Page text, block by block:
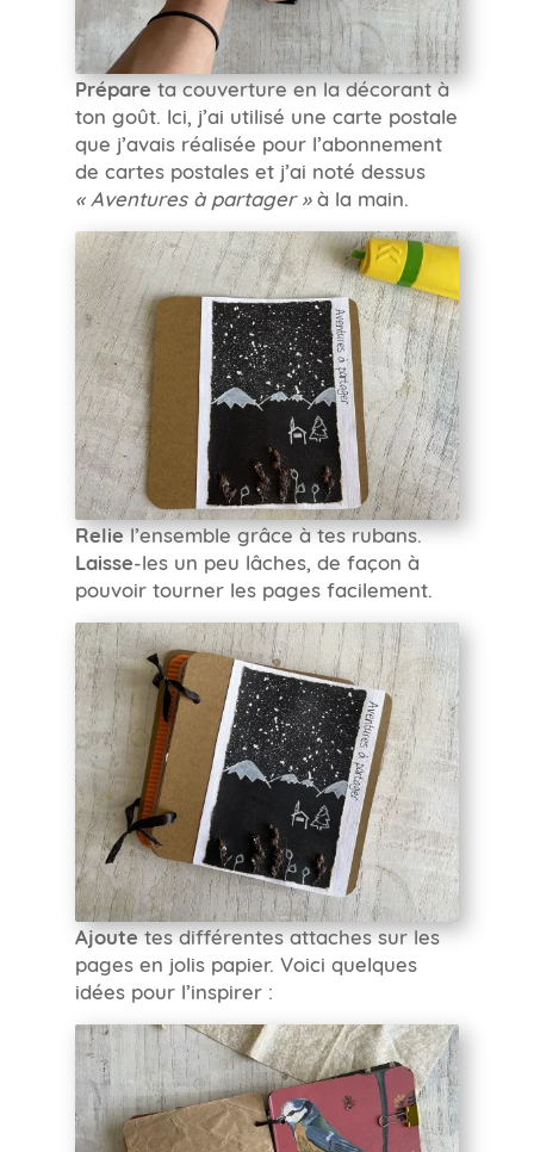
Prépareta couverture en la décorant à
ton goût. Ici, j’ai utilisé une carte postale
que j’avais réalisée pour l’abonnement
de cartes postales et j’ai noté dessus
« Aventures à partager »à la main.
Reliel’ensemble grâce à tes rubans.
Laisse-les un peu lâches, de façon à
pouvoir tourner les pages facilement.
Ajoutetes différentes attaches sur les
pages en jolis papier. Voici quelques
idées pour l’inspirer :